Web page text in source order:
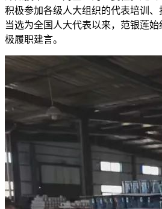
积极参加各级人大组织的代表培训
当选为全国人大代表以来，范银莲
极履职建言。